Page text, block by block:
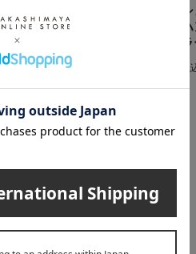
ラー
税
お知らせ